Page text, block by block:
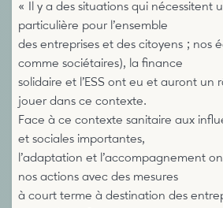
« Il y a des situations qui nécessitent
particulière pour l’ensemble
des entreprises et des citoyens ; nos
comme sociétaires), la finance
solidaire et l’ESS ont eu et auront un
jouer dans ce contexte.
Face à ce contexte sanitaire aux
et sociales importantes,
l’adaptation et l’accompagnement
nos actions avec des mesures
à court terme à destination des